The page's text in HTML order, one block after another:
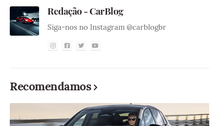
Redação - CarBlog
Siga-nos no Instagram @carblogbr
Recomendamos